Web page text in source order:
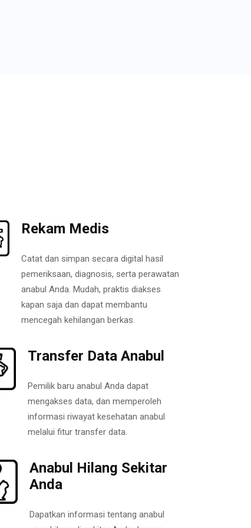
Rekam Medis
Catat dan simpan secara digital hasil
pemeriksaan, diagnosis, serta perawatan
anabul Anda. Mudah, praktis diakses
kapan saja dan dapat membantu
mencegah kehilangan berkas.
Transfer Data Anabul
Pemilik baru anabul Anda dapat
mengakses data, dan memperoleh
informasi riwayat kesehatan anabul
melalui fitur transfer data.
Anabul Hilang Sekitar
Anda
Dapatkan informasi tentang anabul